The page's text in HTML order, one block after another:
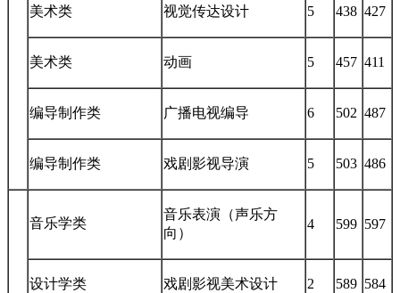
美术类 视觉传达设计 5 438 427
美术类 动画 5 457 411
编导制作类 广播电视编导 6 502 487
编导制作类 戏剧影视导演 5 503 486
音乐学类
音乐表演（声乐方
向）
4 599 597
设计学类 戏剧影视美术设计 2 589 584